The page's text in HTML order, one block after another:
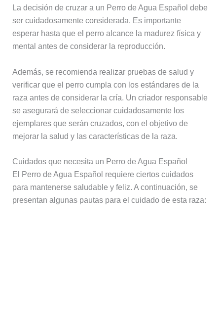
La decisión de cruzar a un Perro de Agua Español debe
ser cuidadosamente considerada. Es importante
esperar hasta que el perro alcance la madurez física y
mental antes de considerar la reproducción.
Además, se recomienda realizar pruebas de salud y
verificar que el perro cumpla con los estándares de la
raza antes de considerar la cría. Un criador responsable
se asegurará de seleccionar cuidadosamente los
ejemplares que serán cruzados, con el objetivo de
mejorar la salud y las características de la raza.
Cuidados que necesita un Perro de Agua Español
El Perro de Agua Español requiere ciertos cuidados
para mantenerse saludable y feliz. A continuación, se
presentan algunas pautas para el cuidado de esta raza: